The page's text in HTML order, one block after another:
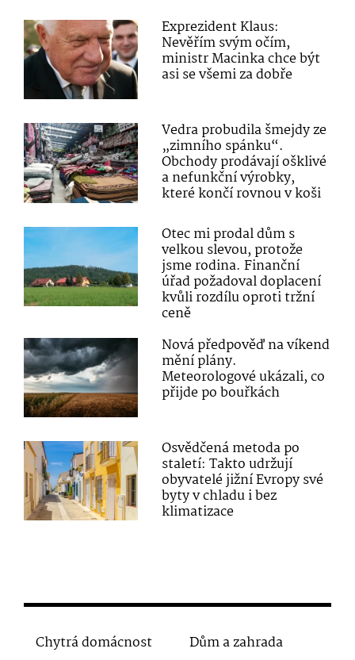
Exprezident Klaus:
Nevěřím svým očím,
ministr Macinka chce být
asi se všemi za dobře
Vedra probudila šmejdy ze
„zimního spánku“.
Obchody prodávají ošklivé
a nefunkční výrobky,
které končí rovnou v koši
Otec mi prodal dům s
velkou slevou, protože
jsme rodina. Finanční
úřad požadoval doplacení
kvůli rozdílu oproti tržní
ceně
Nová předpověď na víkend
mění plány.
Meteorologové ukázali, co
přijde po bouřkách
Osvědčená metoda po
staletí: Takto udržují
obyvatelé jižní Evropy své
byty v chladu i bez
klimatizace
Chytrá domácnost
Dům a zahrada